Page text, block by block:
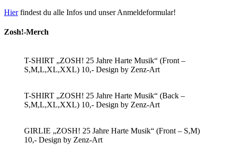
Hierfindest du alle Infos und unser Anmeldeformular!
Zosh!-Merch
T-SHIRT „ZOSH! 25 Jahre Harte Musik“ (Front –
S,M,L,XL,XXL) 10,- Design by Zenz-Art
T-SHIRT „ZOSH! 25 Jahre Harte Musik“ (Back –
S,M,L,XL,XXL) 10,- Design by Zenz-Art
GIRLIE „ZOSH! 25 Jahre Harte Musik“ (Front – S,M)
10,- Design by Zenz-Art